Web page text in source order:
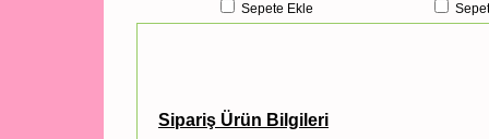
Sepete Ekle
Sipariş Ürün Bilgileri